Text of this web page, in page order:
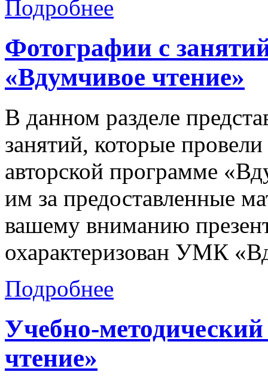
Подробнее
Фотографии с
«Вдумчивое чтение»
В данном разделе
занятий, которые
авторской программе
им за предоставленные
вашему вниманию
охарактеризован УМК
Подробнее
Учебно-
чтение»